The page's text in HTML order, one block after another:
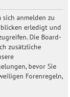
anmelden zu
erledigt und
Die Board-
zusätzliche
bevor Sie
Forenregeln,